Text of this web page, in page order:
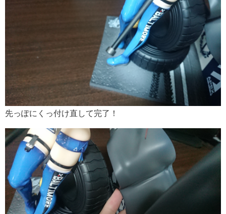
先っぽにくっ付け直して完了！